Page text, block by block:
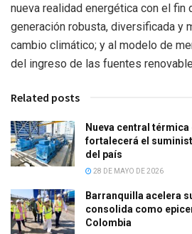
nueva realidad energética con el fin
generación robusta, diversificada y
cambio climático; y al modelo de
del ingreso de las fuentes
Related posts
Nueva central
fortalecerá el
del país
28 DE MAYO DE 2026
Barranquilla acelera
consolida como
Colombia